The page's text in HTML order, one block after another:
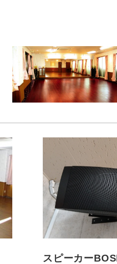
スピーカー